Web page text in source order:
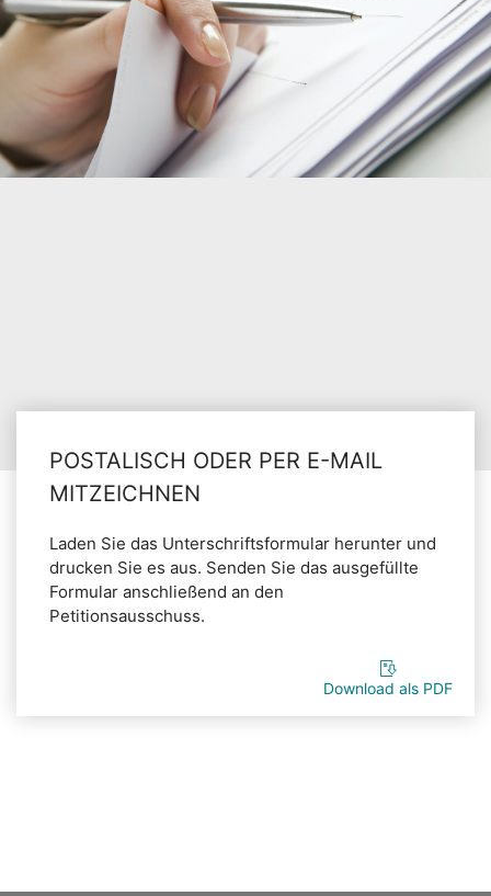
POSTALISCH ODER PER E-MAIL
MITZEICHNEN
Laden Sie das Unterschriftsformular herunter und
drucken Sie es aus. Senden Sie das ausgefüllte
Formular anschließend an den
Petitionsausschuss.
Download als PDF